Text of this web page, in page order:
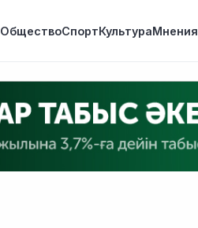
ОбществоСпортКультураМнения